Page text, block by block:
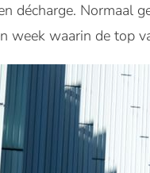
décharge. Normaal
week waarin de top